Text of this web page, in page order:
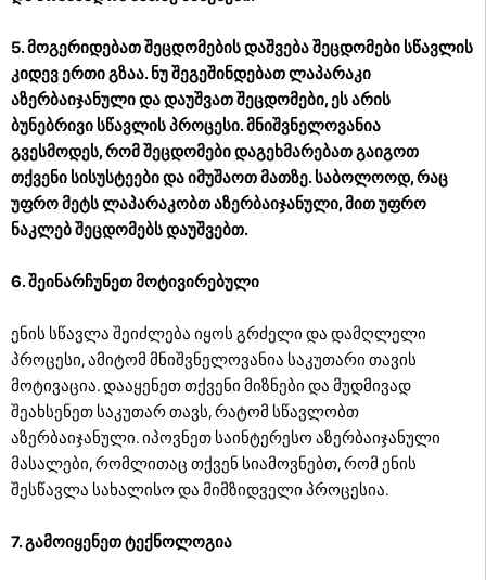
5. მოგერიდებათ შეცდომების დაშვებაშეცდომები სწავლის
კიდევ ერთი გზაა. ნუ შეგეშინდებათ ლაპარაკი
აზერბაიჯანული და დაუშვათ შეცდომები, ეს არის
ბუნებრივი სწავლის პროცესი. მნიშვნელოვანია
გვესმოდეს, რომ შეცდომები დაგეხმარებათ გაიგოთ
თქვენი სისუსტეები და იმუშაოთ მათზე. საბოლოოდ, რაც
უფრო მეტს ლაპარაკობთ აზერბაიჯანული, მით უფრო
ნაკლებ შეცდომებს დაუშვებთ.
6. შეინარჩუნეთ მოტივირებული
ენის სწავლა შეიძლება იყოს გრძელი და დამღლელი
პროცესი, ამიტომ მნიშვნელოვანია საკუთარი თავის
მოტივაცია. დააყენეთ თქვენი მიზნები და მუდმივად
შეახსენეთ საკუთარ თავს, რატომ სწავლობთ
აზერბაიჯანული. იპოვნეთ საინტერესო აზერბაიჯანული
მასალები, რომლითაც თქვენ სიამოვნებთ, რომ ენის
შესწავლა სახალისო და მიმზიდველი პროცესია.
7. გამოიყენეთ ტექნოლოგია